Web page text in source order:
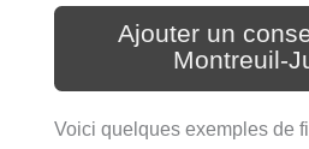
Ajouter un
Montreuil-
Voici quelques exemples de